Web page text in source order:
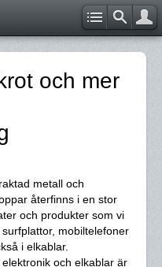
och mer
metall och
återfinns i en stor
och produkter som vi
mobiltelefoner
i elkablar.
och elkablar är